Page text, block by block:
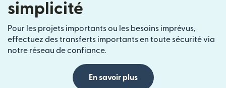
simplicité
Pour les projets importants ou les besoins imprévus,
effectuez des transferts importants en toute sécurité via
notre réseau de confiance.
En savoir plus